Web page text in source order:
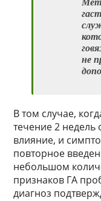
не
В том случае,
течение 2 недель
влияние, и
повторное
небольшом
признаков ГА
диагноз